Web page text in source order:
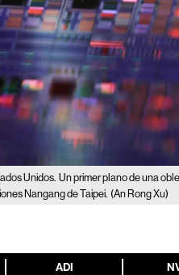
Unidos. Un primer plano de una
Nangang de Taipei. (An Rong Xu)
ADI